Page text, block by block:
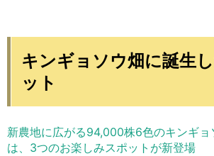
キンギョソウ畑に誕生
ット
新農地に広がる94,000株6色のキンギョ
は、3つのお楽しみスポットが新登場